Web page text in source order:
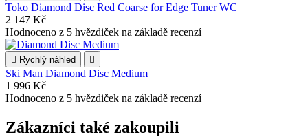
Toko Diamond Disc Red Coarse for Edge Tuner WC
2 147 Kč
Hodnoceno z 5 hvězdiček na základě recenzí
 Rychlý náhled 
Ski Man Diamond Disc Medium
1 996 Kč
Hodnoceno z 5 hvězdiček na základě recenzí
Zákazníci také zakoupili